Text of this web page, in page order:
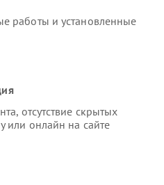
работы и установленные
отсутствие скрытых
или онлайн на сайте